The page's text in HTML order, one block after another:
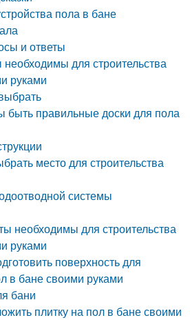
пола в бане
и ответы
для строительства
руками
быть правильные доски для пола
место для строительства
системы
необходимы для строительства
руками
поверхность для
в бане своими руками
бани
плитку на пол в бане своими